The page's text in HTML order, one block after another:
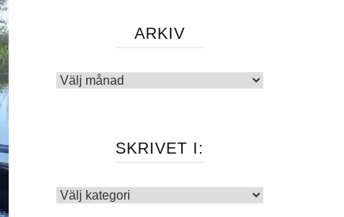
ARKIV
Arkiv
SKRIVET I:
Skrivet